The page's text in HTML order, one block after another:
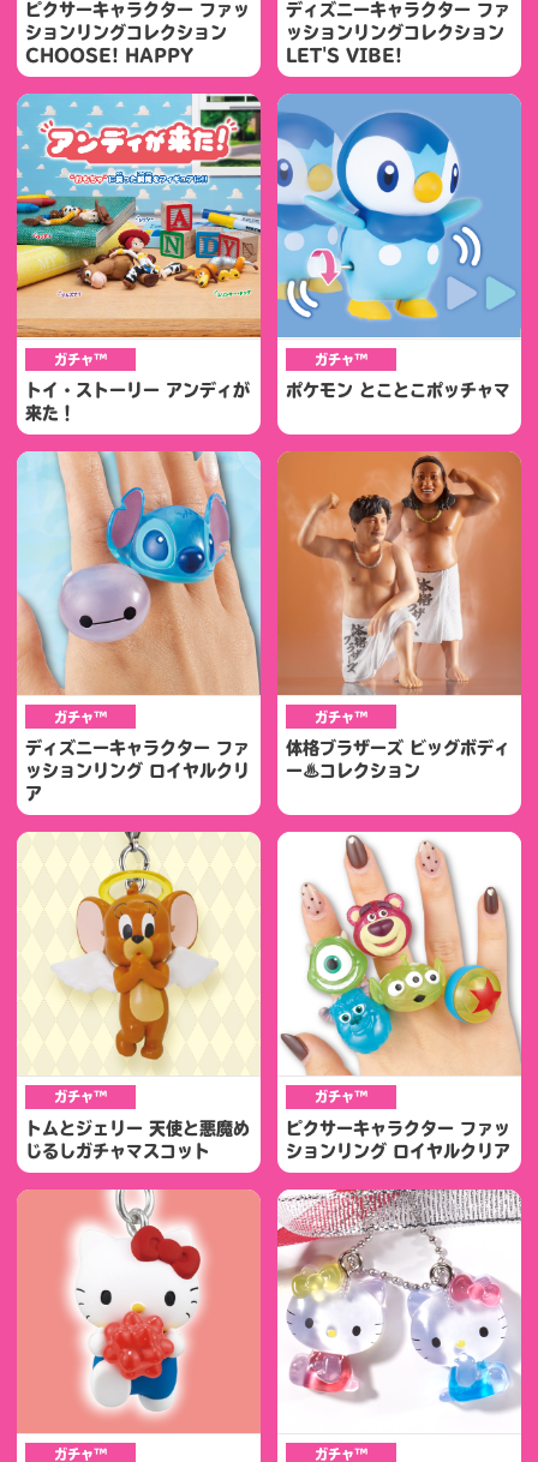
ピクサーキャラクター ファッ
ションリングコレクション
CHOOSE! HAPPY
ディズニーキャラクター ファ
ッションリングコレクション
LET'S VIBE!
ガチャ™
トイ・ストーリー アンディが
来た！
ガチャ™
ポケモン とことこポッチャマ
ガチャ™
ディズニーキャラクター ファ
ッションリング ロイヤルクリ
ア
ガチャ™
体格ブラザーズ ビッグボディ
ー♨コレクション
ガチャ™
トムとジェリー 天使と悪魔め
じるしガチャマスコット
ガチャ™
ピクサーキャラクター ファッ
ションリング ロイヤルクリア
ガチャ™ ガチャ™